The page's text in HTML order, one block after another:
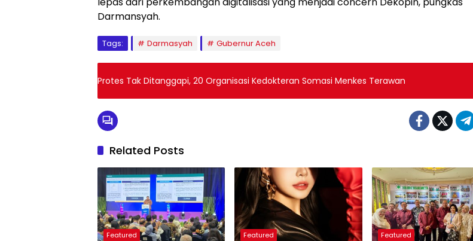
Darmansyah.
Tags: Darmasyah Gubernur Aceh
Protes Tak Ditanggapi, 20 Organisasi Kedokteran Somasi Menkes Terawan
Related Posts
Featured Featured Featured